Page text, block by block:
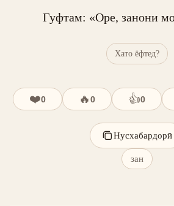
Гуфтам: «Оре, занони
Хато ёфтед?
❤️0 🔥0 👍0
Нусхабардорӣ
зан